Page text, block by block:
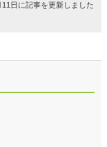
日に記事を更新しました